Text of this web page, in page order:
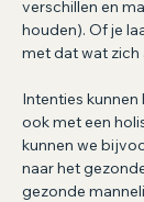
verschillen en
houden). Of je
met dat wat zich
Intenties kunnen
ook met een
kunnen we
naar het
gezonde